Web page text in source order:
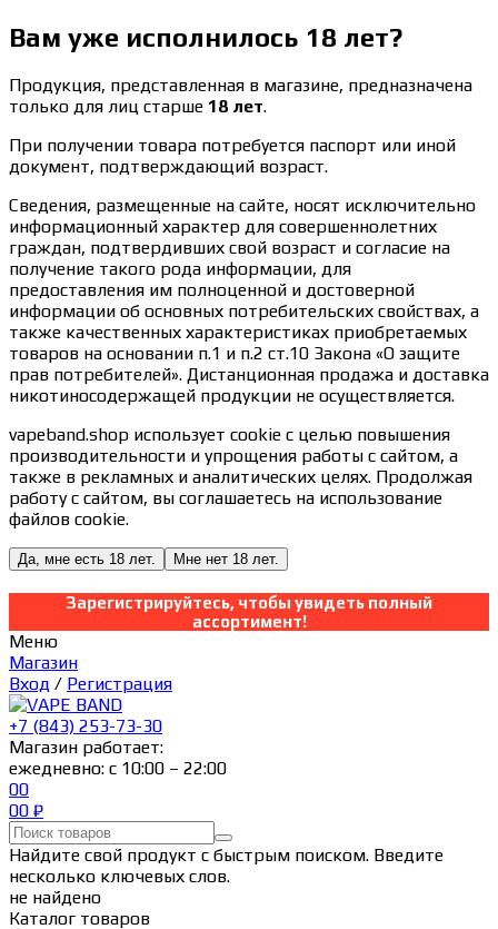
Вам уже исполнилось 18 лет?
Продукция, представленная в магазине, предназначена
только для лиц старше 18 лет.
При получении товара потребуется паспорт или иной
документ, подтверждающий возраст.
Сведения, размещенные на сайте, носят исключительно
информационный характер для совершеннолетних
граждан, подтвердивших свой возраст и согласие на
получение такого рода информации, для
предоставления им полноценной и достоверной
информации об основных потребительских свойствах, а
также качественных характеристиках приобретаемых
товаров на основании п.1 и п.2 ст.10 Закона «О защите
прав потребителей». Дистанционная продажа и доставка
никотиносодержащей продукции не осуществляется.
vapeband.shop использует cookie c целью повышения
производительности и упрощения работы с сайтом, а
также в рекламных и аналитических целях. Продолжая
работу с сайтом, вы соглашаетесь на использование
файлов cookie.
Да, мне есть 18 лет. Мне нет 18 лет.
Зарегистрируйтесь, чтобы увидеть полный
ассортимент!
Меню
Магазин
Вход / Регистрация
+7 (843) 253-73-30
Магазин работает:
ежедневно: с 10:00 – 22:00
00
00 ₽
Найдите свой продукт с быстрым поиском. Введите
несколько ключевых слов.
не найдено
Каталог товаров